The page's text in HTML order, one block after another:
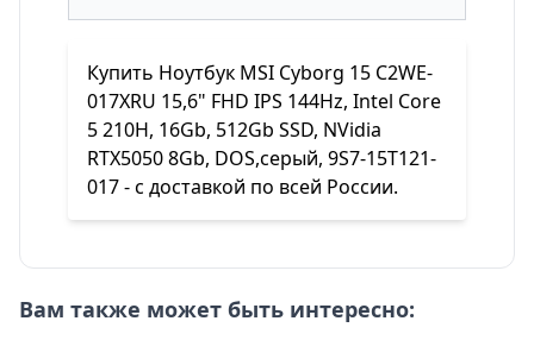
Купить Ноутбук MSI Cyborg 15 C2WE-
017XRU 15,6" FHD IPS 144Hz, Intel Core
5 210H, 16Gb, 512Gb SSD, NVidia
RTX5050 8Gb, DOS,серый, 9S7-15T121-
017 - с доставкой по всей России.
Вам также может быть интересно: